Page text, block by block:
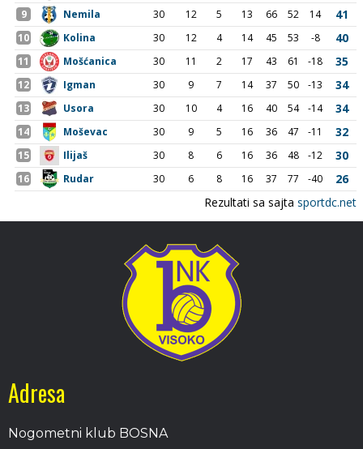
Adresa
Nogometni klub BOSNA